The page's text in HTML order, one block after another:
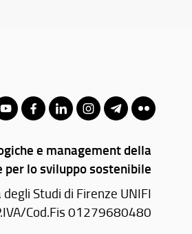
e management della
lo sviluppo sostenibile
Studi di Firenze UNIFI
Cod.Fis 01279680480